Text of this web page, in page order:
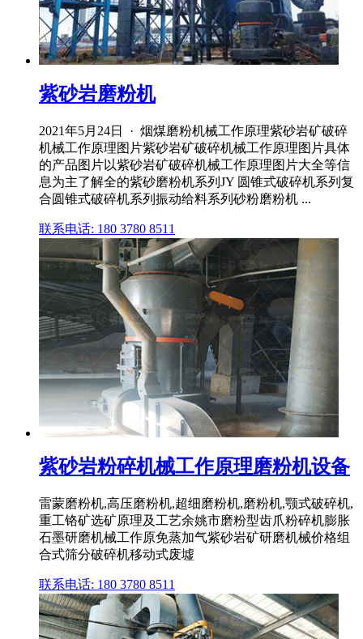
紫砂岩磨粉机
2021年5月24日 · 烟煤磨粉机械工作原理紫砂岩矿破碎
机械工作原理图片紫砂岩矿破碎机械工作原理图片具体
的产品图片以紫砂岩矿破碎机械工作原理图片大全等信
息为主了解全的紫砂磨粉机系列JY 圆锥式破碎机系列复
合圆锥式破碎机系列振动给料系列砂粉磨粉机 ...
联系电话: 180 3780 8511
紫砂岩粉碎机械工作原理磨粉机设备
雷蒙磨粉机,高压磨粉机,超细磨粉机,磨粉机,颚式破碎机,
重工铬矿选矿原理及工艺余姚市磨粉型齿爪粉碎机膨胀
石墨研磨机械工作原免蒸加气紫砂岩矿研磨机械价格组
合式筛分破碎机移动式废墟
联系电话: 180 3780 8511